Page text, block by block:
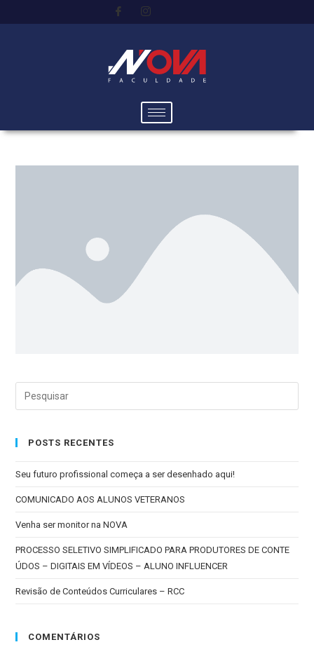
POSTS RECENTES
Seu futuro profissional começa a ser desenhado aqui!
COMUNICADO AOS ALUNOS VETERANOS
Venha ser monitor na NOVA
PROCESSO SELETIVO SIMPLIFICADO PARA PRODUTORES DE CONTE
ÚDOS – DIGITAIS EM VÍDEOS – ALUNO INFLUENCER
Revisão de Conteúdos Curriculares – RCC
COMENTÁRIOS